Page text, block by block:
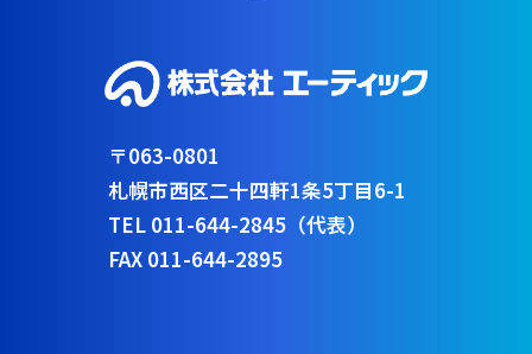
〒063-0801
札幌市西区二十四軒1条5丁目6-1
TEL 011-644-2845（代表）
FAX 011-644-2895